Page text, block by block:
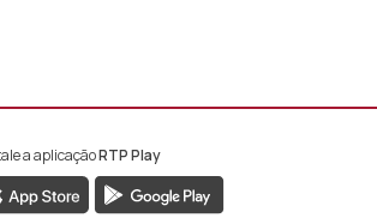
ÁfricaÁfrica
RTP África
a aplicaçãoRTP Play